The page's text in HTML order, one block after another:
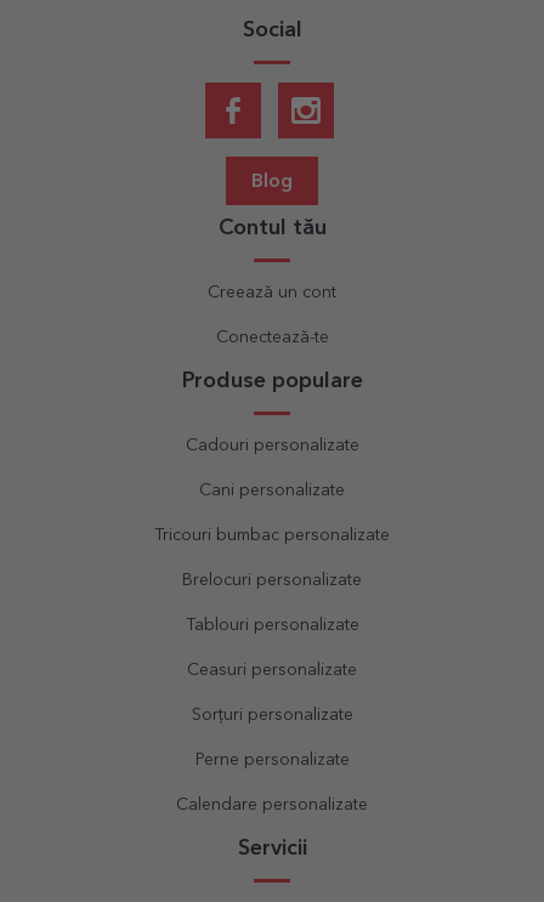
Social
Blog
Contul tău
Creează un cont
Conectează-te
Produse populare
Cadouri personalizate
Cani personalizate
Tricouri bumbac personalizate
Brelocuri personalizate
Tablouri personalizate
Ceasuri personalizate
Sorțuri personalizate
Perne personalizate
Calendare personalizate
Servicii